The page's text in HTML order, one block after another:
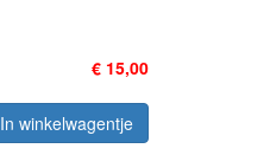
€ 15,00
In winkelwagentje